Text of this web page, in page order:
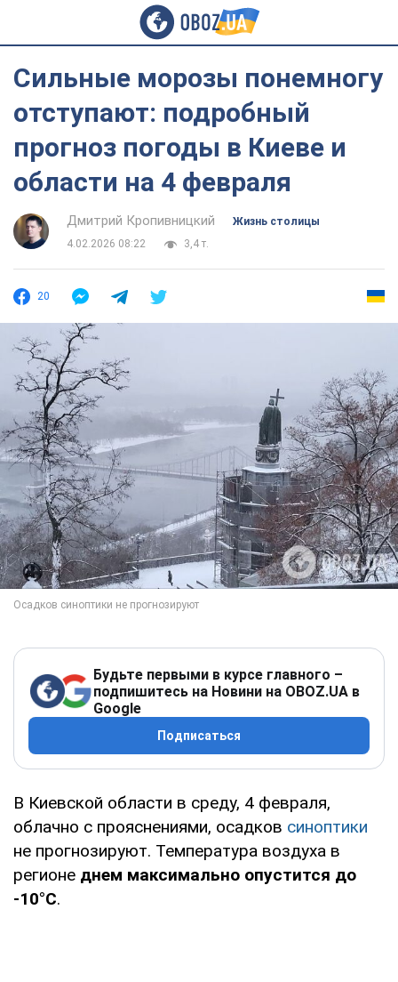
Сильные морозы понемногу
отступают: подробный
прогноз погоды в Киеве и
области на 4 февраля
Дмитрий Кропивницкий
Жизнь столицы
4.02.2026 08:22
3,4 т.
20
Будьте первыми в курсе главного –
подпишитесь на Новини на OBOZ.UA в
Google
Подписаться
В Киевской области в среду, 4 февраля,
облачно с прояснениями, осадков синоптики
не прогнозируют. Температура воздуха в
регионе днем максимально опустится до
-10°С.